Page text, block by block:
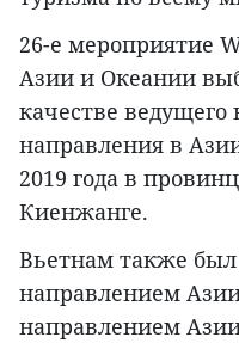
26-е мероприятие
Азии и Океании
качестве ведущего
направления в
2019 года в
Киенжанге.
Вьетнам также
направлением
направлением